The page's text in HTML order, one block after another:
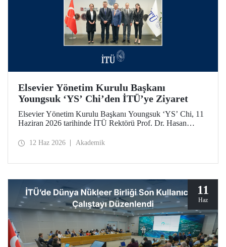
Elsevier Yönetim Kurulu Başkanı
Youngsuk ‘YS’ Chi’den İTÜ’ye Ziyaret
Elsevier Yönetim Kurulu Başkanı Youngsuk ‘YS’ Chi, 11
Haziran 2026 tarihinde İTÜ Rektörü Prof. Dr. Hasan
araştırma ekosistemlerinde yapay zekânın dönüştürücü
12 Haz 2026 Akademik
11
Haz